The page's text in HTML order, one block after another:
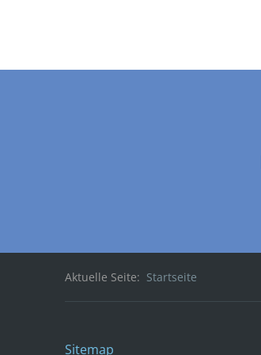
Aktuelle Seite: Startseite
Sitemap